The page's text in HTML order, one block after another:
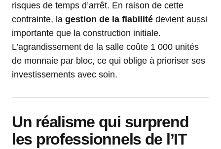
risques de temps d’arrêt. En raison de cette
contrainte, la gestion de la fiabilité devient aussi
importante que la construction initiale.
L’agrandissement de la salle coûte 1 000 unités
de monnaie par bloc, ce qui oblige à prioriser ses
investissements avec soin.
Un réalisme qui surprend
les professionnels de l’IT